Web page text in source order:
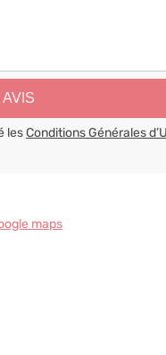
lesConditions Générales
maps